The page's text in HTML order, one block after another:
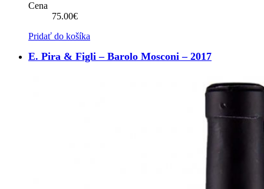
Cena
75.00€
Pridať do košíka
E. Pira & Figli – Barolo Mosconi – 2017